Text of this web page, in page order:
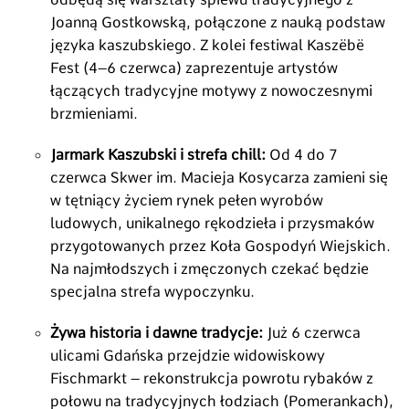
Joanną Gostkowską, połączone z nauką podstaw
języka kaszubskiego. Z kolei festiwal Kaszëbë
Fest (4–6 czerwca) zaprezentuje artystów
łączących tradycyjne motywy z nowoczesnymi
brzmieniami.
Jarmark Kaszubski i strefa chill: Od 4 do 7
czerwca Skwer im. Macieja Kosycarza zamieni się
w tętniący życiem rynek pełen wyrobów
ludowych, unikalnego rękodzieła i przysmaków
przygotowanych przez Koła Gospodyń Wiejskich.
Na najmłodszych i zmęczonych czekać będzie
specjalna strefa wypoczynku.
Żywa historia i dawne tradycje: Już 6 czerwca
ulicami Gdańska przejdzie widowiskowy
Fischmarkt – rekonstrukcja powrotu rybaków z
połowu na tradycyjnych łodziach (Pomerankach),